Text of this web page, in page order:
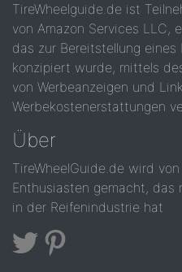
TireWheelguide.de ist
von Amazon Services LLC,
das zur Bereitstellung
konzipiert wurde, mittels
von Werbeanzeigen und
Werbekostenerstattungen
Über
TireWheelGuide.de wird
Enthusiasten gemacht, das
in der Reifenindustrie hat